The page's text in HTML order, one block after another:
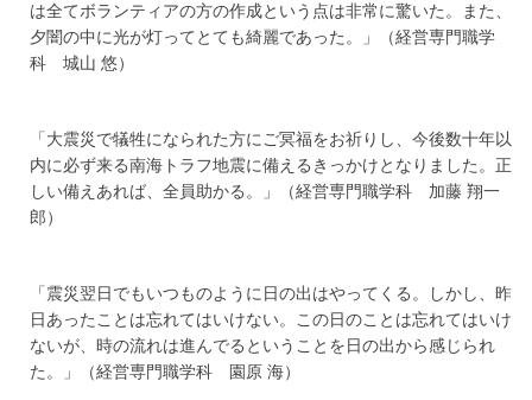
は全てボランティアの方の作成という点は非常に驚いた。また、
夕闇の中に光が灯ってとても綺麗であった。」（経営専門職学
科 城山 悠）
「大震災で犠牲になられた方にご冥福をお祈りし、今後数十年以
内に必ず来る南海トラフ地震に備えるきっかけとなりました。正
しい備えあれば、全員助かる。」（経営専門職学科 加藤 翔一
郎）
「震災翌日でもいつものように日の出はやってくる。しかし、昨
日あったことは忘れてはいけない。この日のことは忘れてはいけ
ないが、時の流れは進んでるということを日の出から感じられ
た。」（経営専門職学科 園原 海）